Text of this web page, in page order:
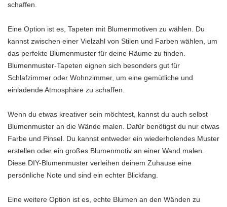
schaffen.
Eine Option ist es, Tapeten mit Blumenmotiven zu wählen. Du
kannst zwischen einer Vielzahl von Stilen und Farben wählen, um
das perfekte Blumenmuster für deine Räume zu finden.
Blumenmuster-Tapeten eignen sich besonders gut für
Schlafzimmer oder Wohnzimmer, um eine gemütliche und
einladende Atmosphäre zu schaffen.
Wenn du etwas kreativer sein möchtest, kannst du auch selbst
Blumenmuster an die Wände malen. Dafür benötigst du nur etwas
Farbe und Pinsel. Du kannst entweder ein wiederholendes Muster
erstellen oder ein großes Blumenmotiv an einer Wand malen.
Diese DIY-Blumenmuster verleihen deinem Zuhause eine
persönliche Note und sind ein echter Blickfang.
Eine weitere Option ist es, echte Blumen an den Wänden zu